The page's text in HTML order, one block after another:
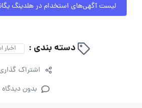
لیست آگهی‌های استخدام در هلدینگ
دسته بندی : اخبار
اشتراک
بدون دیدگاه